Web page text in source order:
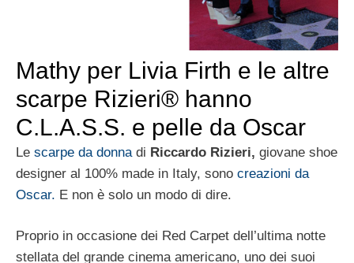
Mathy per Livia Firth e le altre
scarpe Rizieri® hanno
C.L.A.S.S. e pelle da Oscar
Le scarpe da donna di Riccardo Rizieri, giovane shoe
designer al 100% made in Italy, sono creazioni da
Oscar. E non è solo un modo di dire.
Proprio in occasione dei Red Carpet dell’ultima notte
stellata del grande cinema americano, uno dei suoi